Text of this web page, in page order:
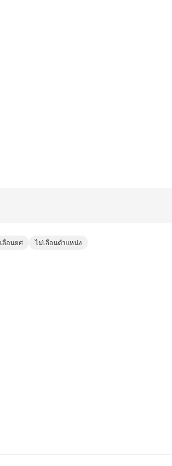
เลื่อนยศ ไม่เลื่อนตำแหน่ง